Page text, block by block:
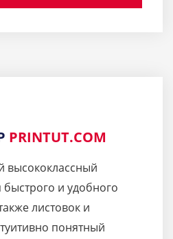
PRINTUT.COM
быстрого и удобного
листовок и
понятный